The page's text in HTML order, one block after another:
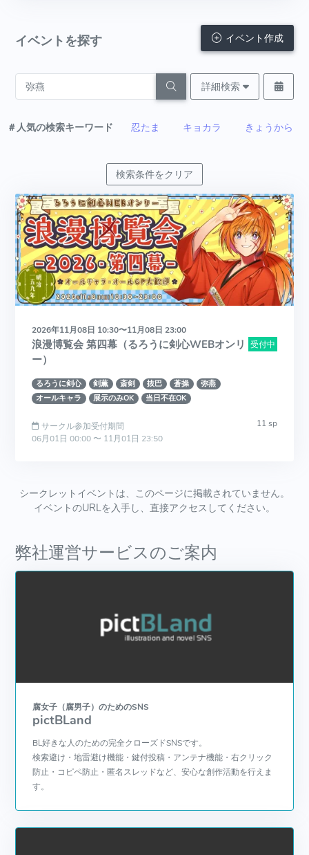
イベントを探す イベント作成
詳細検索
＃人気の検索キーワード 忍たま キョカラ きょうから
検索条件をクリア
2026年11月08日 10:30〜11月08日 23:00
受付中
浪漫博覧会 第四幕（るろうに剣心WEBオンリ
ー）
るろうに剣心 剣薫 斎剣 抜巴 蒼操
弥燕
オールキャラ
展示のみOK 当日不在OK
11 sp
サークル参加受付期間
06月01日 00:00 〜 11月01日 23:50
シークレットイベントは、このページに掲載されていません。
イベントのURLを入手し、直接アクセスしてください。
弊社運営サービスのご案内
腐女子（腐男子）のためのSNS
pictBLand
BL好きな人のための完全クローズドSNSです。
検索避け・地雷避け機能・鍵付投稿・アンテナ機能・右クリック
防止・コピペ防止・匿名スレッドなど、安心な創作活動を行えま
す。